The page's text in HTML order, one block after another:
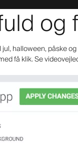
halloween, påske
få klik. Se